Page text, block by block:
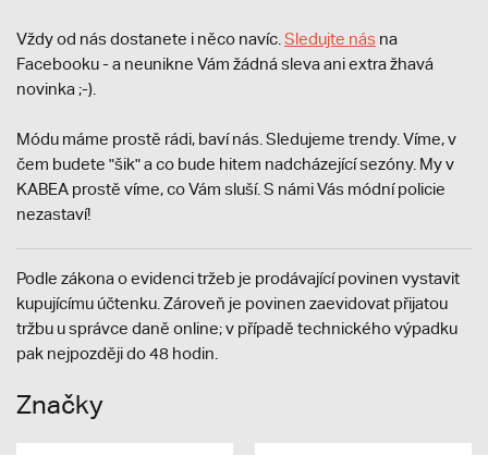
Vždy od nás dostanete i něco navíc. Sledujte nás na
Facebooku - a neunikne Vám žádná sleva ani extra žhavá
novinka ;-).
Módu máme prostě rádi, baví nás. Sledujeme trendy. Víme, v
čem budete "šik" a co bude hitem nadcházející sezóny. My v
KABEA prostě víme, co Vám sluší. S námi Vás módní policie
nezastaví!
Podle zákona o evidenci tržeb je prodávající povinen vystavit
kupujícímu účtenku. Zároveň je povinen zaevidovat přijatou
tržbu u správce daně online; v případě technického výpadku
pak nejpozději do 48 hodin.
Značky